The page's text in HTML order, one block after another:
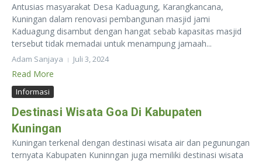
Antusias masyarakat Desa Kaduagung, Karangkancana,
Kuningan dalam renovasi pembangunan masjid jami
Kaduagung disambut dengan hangat sebab kapasitas masjid
tersebut tidak memadai untuk menampung jamaah...
Adam Sanjaya Juli 3, 2024
Read More
Informasi
Destinasi Wisata Goa Di Kabupaten
Kuningan
Kuningan terkenal dengan destinasi wisata air dan pegunungan
ternyata Kabupaten Kuninngan juga memiliki destinasi wisata